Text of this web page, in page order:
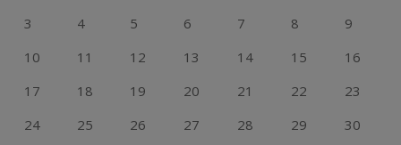
3
4 5 6 7 8
9
10
11 12 13 14 15
16
17
18 19 20 21 22
23
24
25 26 27 28 29
30